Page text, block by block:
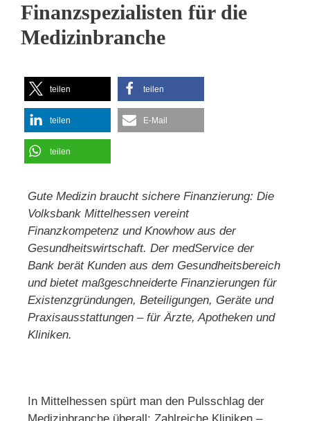
Finanzspezialisten für die
Medizinbranche
teilen teilen
teilen E-Mail
teilen
Gute Medizin braucht sichere Finanzierung: Die
Volksbank Mittelhessen vereint
Finanzkompetenz und Knowhow aus der
Gesundheitswirtschaft. Der medService der
Bank berät Kunden aus dem Gesundheitsbereich
und bietet maßgeschneiderte Finanzierungen für
Existenzgründungen, Beteiligungen, Geräte und
Praxisausstattungen – für Ärzte, Apotheken und
Kliniken.
In Mittelhessen spürt man den Pulsschlag der
Medizinbranche überall: Zahlreiche Kliniken –